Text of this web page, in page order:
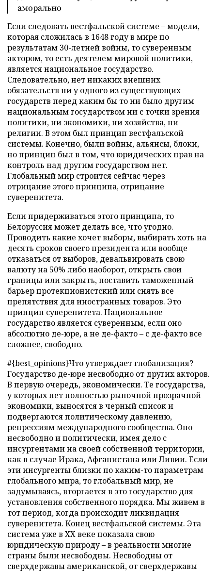
аморально
Если следовать вестфальской системе – модели,
которая сложилась в 1648 году в мире по
результатам 30-летней войны, то суверенным
актором, то есть деятелем мировой политики,
является национальное государство.
Следовательно, нет никаких внешних
обязательств ни у одного из существующих
государств перед каким бы то ни было другим
национальным государством ни с точки зрения
политики, ни экономики, ни хозяйства, ни
религии. В этом был принцип вестфальской
системы. Конечно, были войны, альянсы, блоки,
но принцип был в том, что юридических прав на
контроль над другим государством нет.
Глобальный мир строится сейчас через
отрицание этого принципа, отрицание
суверенитета.
Если придерживаться этого принципа, то
Белоруссия может делать все, что угодно.
Проводить какие хочет выборы, выбирать хоть на
десять сроков своего президента или вообще
отказаться от выборов, девальвировать свою
валюту на 50% либо наоборот, открыть свои
границы или закрыть, поставить таможенный
барьер протекционистский или снять все
препятствия для иностранных товаров. Это
принцип суверенитета. Национальное
государство является суверенным, если оно
абсолютно де-юре, а не де-факто– с де-факто все
сложнее, свободно.
#{best_opinions}Что утверждает глобализация?
Государство де-юре несвободно от других акторов.
В первую очередь, экономически. Те государства,
у которых нет полностью рыночной прозрачной
экономики, выносятся в черный список и
подвергаются политическому давлению,
репрессиям международного сообщества. Оно
несвободно и политически, имея дело с
инсургентами на своей собственной территории,
как в случае Ирака, Афганистана или Ливии. Если
эти инсургенты близки по каким-то параметрам
глобального мира, то глобальный мир, не
задумываясь, вторгается в это государство для
установления собственного порядка. Мы живем в
тот период, когда происходит ликвидация
суверенитета. Конец вестфальской системы. Эта
система уже в XX веке показала свою
юридическую природу – в реальности многие
страны были несвободны. Несвободны от
сверхдержавы американской, от сверхдержавы